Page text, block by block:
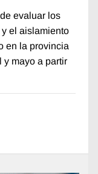
evaluar los
el aislamiento
en la provincia
y mayo a partir